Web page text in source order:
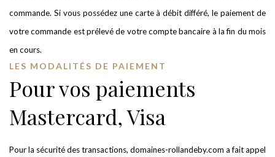
commande. Si vous possédez une carte à débit différé, le paiement de
votre commande est prélevé de votre compte bancaire à la fin du mois
en cours.
LES MODALITÉS DE PAIEMENT
Pour vos paiements
Mastercard, Visa
Pour la sécurité des transactions, domaines-rollandeby.com a fait appel